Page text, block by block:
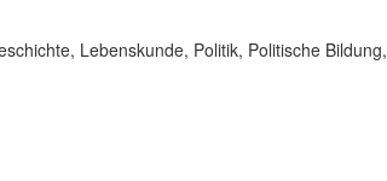
Lebenskunde, Politik, Politische Bildung,